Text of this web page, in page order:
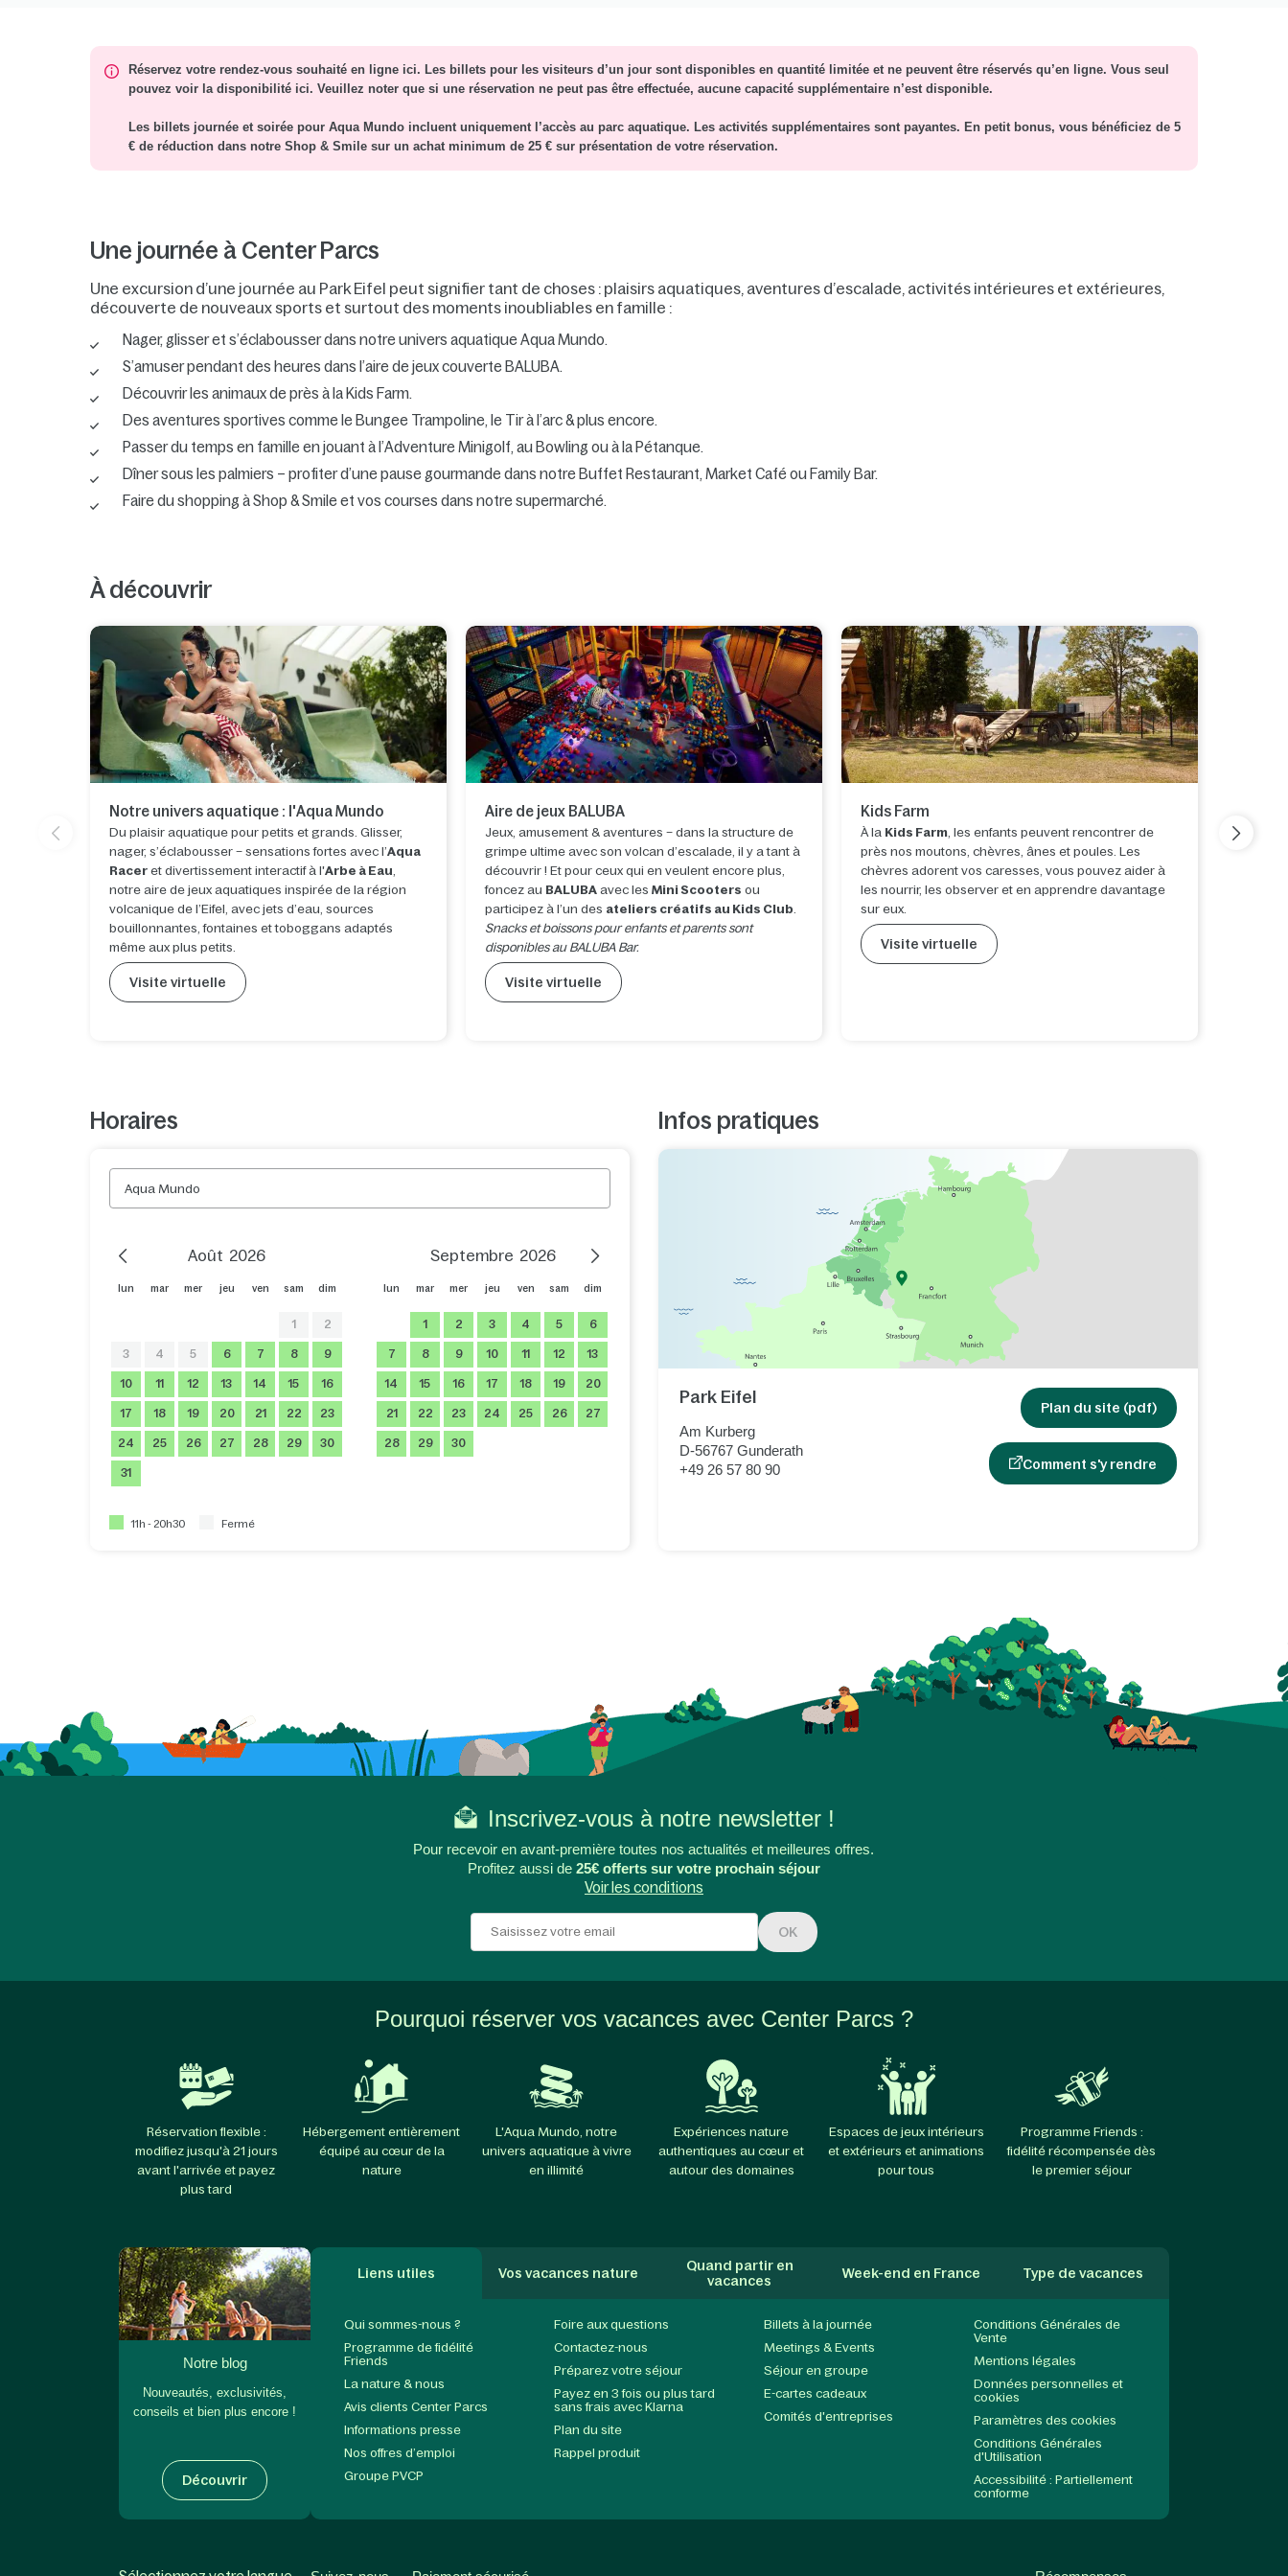
Réservez votre rendez-vous souhaité en ligne ici. Les billets pour les visiteurs d’un jour sont disponibles en quantité limitée et ne peuvent être réservés qu’en ligne. Vous seul
pouvez voir la disponibilité ici. Veuillez noter que si une réservation ne peut pas être effectuée, aucune capacité supplémentaire n’est disponible.
Les billets journée et soirée pour Aqua Mundo incluent uniquement l’accès au parc aquatique. Les activités supplémentaires sont payantes. En petit bonus, vous bénéficiez de 5
€ de réduction dans notre Shop & Smile sur un achat minimum de 25 € sur présentation de votre réservation.
Une journée à Center Parcs
Une excursion d’une journée au Park Eifel peut signifier tant de choses : plaisirs aquatiques, aventures d’escalade, activités intérieures et extérieures,
découverte de nouveaux sports et surtout des moments inoubliables en famille :
Nager, glisser et s’éclabousser dans notre univers aquatique Aqua Mundo.
S’amuser pendant des heures dans l’aire de jeux couverte BALUBA.
Découvrir les animaux de près à la Kids Farm.
Des aventures sportives comme le Bungee Trampoline, le Tir à l’arc & plus encore.
Passer du temps en famille en jouant à l’Adventure Minigolf, au Bowling ou à la Pétanque.
Dîner sous les palmiers – profiter d’une pause gourmande dans notre Buffet Restaurant, Market Café ou Family Bar.
Faire du shopping à Shop & Smile et vos courses dans notre supermarché.
À découvrir
Notre univers aquatique : l'Aqua Mundo
Du plaisir aquatique pour petits et grands. Glisser,
nager, s’éclabousser – sensations fortes avec l’Aqua
Racer et divertissement interactif à l'Arbe à Eau
notre aire de jeux aquatiques inspirée de la région
volcanique de l’Eifel, avec jets d’eau, sources
bouillonnantes, fontaines et toboggans adaptés
même aux plus petits.
Visite virtuelle
Aire de jeux BALUBA
Jeux, amusement & aventures – dans la structure de
grimpe ultime avec son volcan d’escalade, il y a tant à
découvrir ! Et pour ceux qui en veulent encore plus,
foncez au BALUBA avec lesMini Scooters ou
participez à l’un des ateliers créatifs au Kids Club
Snacks et boissons pour enfants et parents sont
disponibles au BALUBA Bar.
Visite virtuelle
Kids Farm
À la Kids Farm, les enfants peuvent rencontrer de
près nos moutons, chèvres, ânes et poules. Les
chèvres adorent vos caresses, vous pouvez aider à
les nourrir, les observer et en apprendre davantage
sur eux.
Visite virtuelle
Une
Horaires
Aqua Mundo
Août 2026
Previous Month
lun mar mer jeu ven sam dim
1 2
3 4 5 6 7 8 9
10 11 12 13 14 15 16
17 18 19 20 21 22 23
24 25 26 27 28 29 30
31
Septembre 2026
lun mar mer jeu ven sam dim
1 2 3 4 5 6
7 8 9 10 11 12 13
14 15 16 17 18 19 20
21 22 23 24 25 26 27
28 29 30
11h - 20h30 Fermé
Infos pratiques
Park Eifel
Am Kurberg
D-56767 Gunderath
+49 26 57 80 90
Plan du site (pdf)
Comment s'y rendre
Inscrivez-vous à notre newsletter !
Pour recevoir en avant-première toutes nos actualités et meilleures offres.
Profitez aussi de 25€ offerts sur votre prochain séjour
Voir les conditions
OK
Pourquoi réserver vos vacances avec Center Parcs ?
Réservation flexible :
modifiez jusqu'à 21 jours
avant l'arrivée et payez
plus tard
Hébergement entièrement
équipé au cœur de la
nature
L'Aqua Mundo, notre
univers aquatique à vivre
en illimité
Expériences nature
authentiques au cœur et
autour des domaines
Espaces de jeux intérieurs
et extérieurs et animations
pour tous
Programme Friends :
fidélité récompensée dès
le premier séjour
Notre blog
Nouveautés, exclusivités,
conseils et bien plus encore !
Découvrir
Liens utiles Vos vacances nature
Quand partir en
vacances
Week-end en France Type de vacances
Qui sommes-nous ?
Programme de fidélité
Friends
La nature & nous
Avis clients Center Parcs
Informations presse
Nos offres d’emploi
Groupe PVCP
Foire aux questions
Contactez-nous
Préparez votre séjour
Payez en 3 fois ou plus tard
sans frais avec Klarna
Plan du site
Rappel produit
Billets à la journée
Meetings & Events
Séjour en groupe
E-cartes cadeaux
Comités d'entreprises
Conditions Générales de
Vente
Mentions légales
Données personnelles et
cookies
Paramètres des cookies
Conditions Générales
d'Utilisation
Accessibilité : Partiellement
conforme